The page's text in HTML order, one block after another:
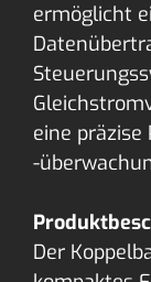
ermöglicht
eine
-
Der